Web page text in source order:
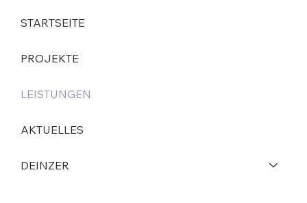
STARTSEITE
PROJEKTE
LEISTUNGEN
AKTUELLES
DEINZER